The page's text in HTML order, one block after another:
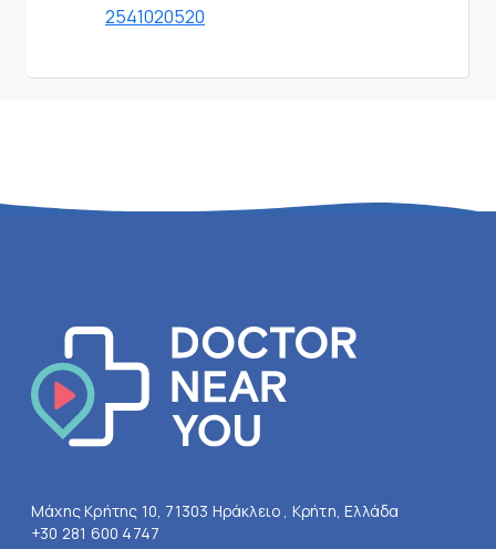
2541020520
Μάχης Κρήτης 10, 71303 Ηράκλειο , Κρήτη, Ελλάδα
+30 281 600 4747